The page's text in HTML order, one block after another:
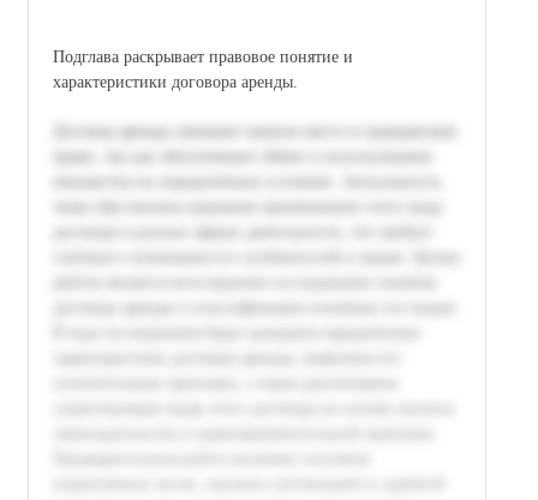
Подглава раскрывает правовое понятие и
характеристики договора аренды.